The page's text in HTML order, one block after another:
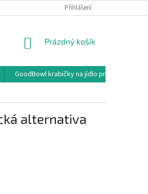
ÚDAJŮ OBCHODNÍ PODMÍNKY
Přihlášení
NÁKUPNÍ
Prázdný košík
GoodBowl krabičky na jídlo pro rozvoz a
alternativa